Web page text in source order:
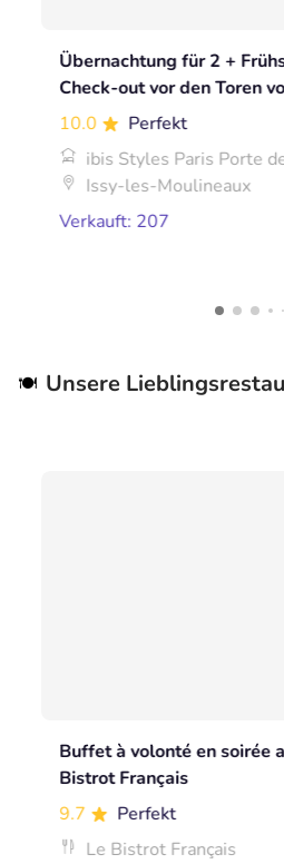
Übernachtung für 2 +
Check-out vor den Toren
10.0
Perfekt
ibis Styles Paris Porte
d'Issy
Issy-les-Moulineaux
Verkauft: 207
🍽️ Unsere
Buffet à volonté en soirée
Bistrot Français
9.7
Perfekt
Le Bistrot Français